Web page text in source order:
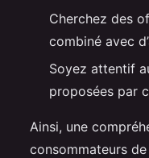
Cherchez des
combiné avec
Soyez attentif
proposées par
Ainsi, une
consommateurs